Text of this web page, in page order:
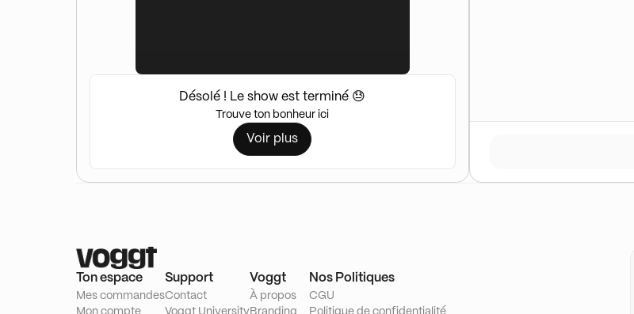
Désolé ! Le show est terminé 😓
Trouve ton bonheur ici
Voir plus
Ton espace
Mes commandes
Mon compte
Support
Contact
Voggt University
Voggt
À propos
Branding
Nos Politiques
CGU
Politique de confidentialité